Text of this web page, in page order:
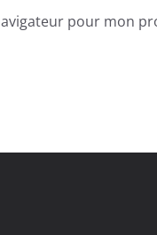
pour mon